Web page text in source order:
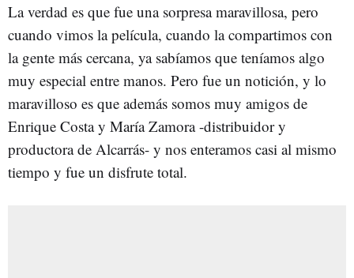
La verdad es que fue una sorpresa maravillosa, pero
cuando vimos la película, cuando la compartimos con
la gente más cercana, ya sabíamos que teníamos algo
muy especial entre manos. Pero fue un notición, y lo
maravilloso es que además somos muy amigos de
Enrique Costa y María Zamora -distribuidor y
productora de Alcarrás- y nos enteramos casi al mismo
tiempo y fue un disfrute total.